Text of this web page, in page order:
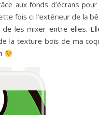
aux fonds d’écrans pour
fois ci l’extérieur de la
les mixer entre elles.
la texture bois de ma